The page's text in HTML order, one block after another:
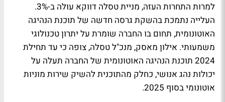
למרות התחרות העזה, מניית טסלה דווקא עולה ב-3%.
העלייה נתמכת בהשקת גרסה חדשה של תוכנת הנהיגה
האוטונומית, תחום בו החברה שומרת על יתרון טכנולוגי
משמעותי. אילון מאסק, מנכ"ל טסלה, צופה כי עד תחילת
2024 תוכנת הנהיגה האוטונומית של החברה תעלה על
יכולות נהג אנושי, כחלק מהתוכנית להשיק שירות מוניות
אוטונומי בסוף 2025.